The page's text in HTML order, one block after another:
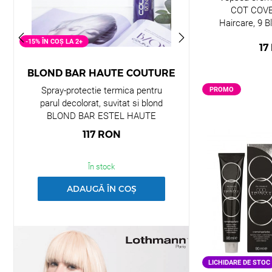
-15% ÎN COȘ LA 2+
BLOND BAR HAUTE COUTURE
Spray-protectie termica pentru
parul decolorat, suvitat si blond
BLOND BAR ESTEL HAUTE
COUTURE, 350 ml
117 RON
În stock
ADAUGĂ ÎN COȘ
Masca
În
COT
Haircare, 9
17
LICHIDARE DE STOC
PROMO